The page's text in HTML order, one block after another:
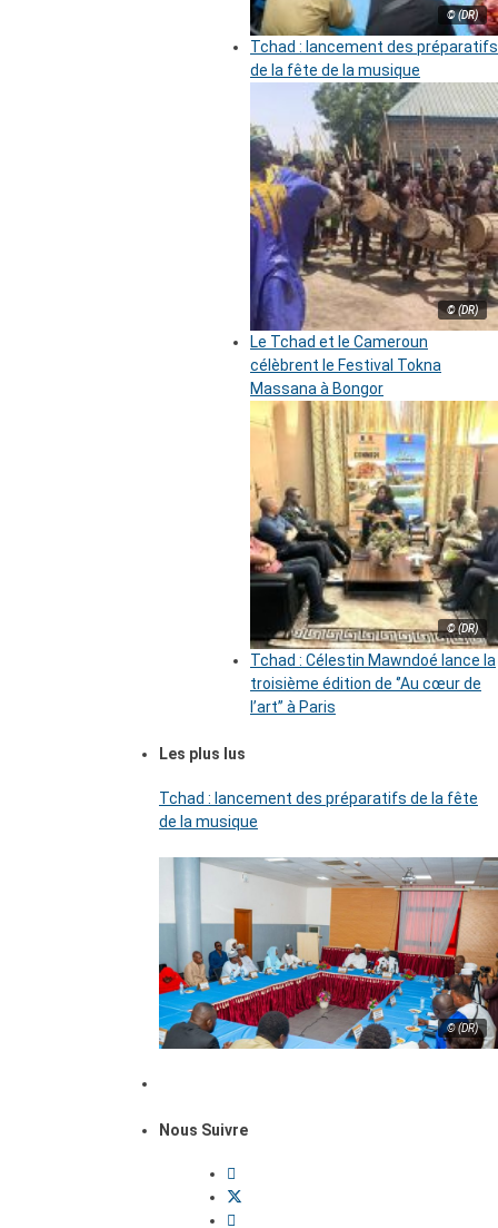
© (DR)
Tchad : lancement des préparatifs
de la fête de la musique
© (DR)
Le Tchad et le Cameroun
célèbrent le Festival Tokna
Massana à Bongor
© (DR)
Tchad : Célestin Mawndoé lance la
troisième édition de ‘’Au cœur de
l’art’’ à Paris
Les plus lus
Tchad : lancement des préparatifs de la fête
de la musique
© (DR)
Nous Suivre